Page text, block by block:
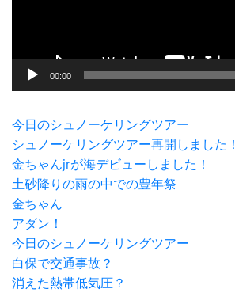
00:00
今日のシュノーケリングツアー
シュノーケリングツアー再開しました！
金ちゃんjrが海デビューしました！
土砂降りの雨の中での豊年祭
金ちゃん
アダン！
今日のシュノーケリングツアー
白保で交通事故？
消えた熱帯低気圧？